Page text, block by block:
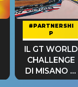
#PARTNERSHI
P
IL GT WORLD
CHALLENGE
DI MISANO si
riconferma